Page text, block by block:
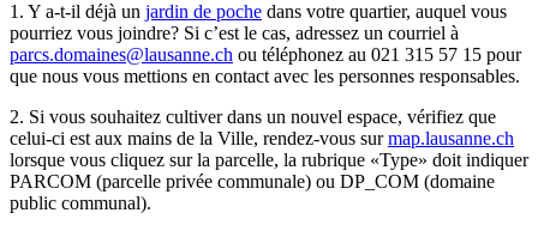
1. Y a-t-il déjà un jardin de poche dans votre quartier, auquel vous
pourriez vous joindre? Si c’est le cas, adressez un courriel à
parcs.domaines@lausanne.ch ou téléphonez au 021 315 57 15 pour
que nous vous mettions en contact avec les personnes responsables.
2. Si vous souhaitez cultiver dans un nouvel espace, vérifiez que
celui-ci est aux mains de la Ville, rendez-vous surmap.lausanne.ch
lorsque vous cliquez sur la parcelle, la rubrique «Type» doit indiquer
PARCOM (parcelle privée communale) ou DP_COM (domaine
public communal).